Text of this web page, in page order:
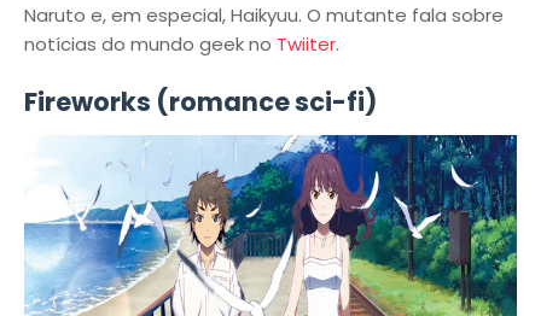
Naruto e, em especial, Haikyuu. O mutante fala sobre
notícias do mundo geek no Twiiter.
Fireworks (romance sci-fi)